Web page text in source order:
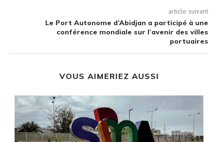
article suivant
Le Port Autonome d’Abidjan a participé à une
conférence mondiale sur l’avenir des villes
portuaires
VOUS AIMERIEZ AUSSI